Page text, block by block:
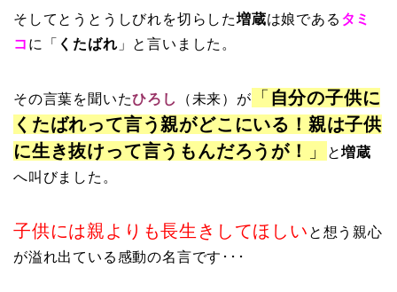
そしてとうとうしびれを切らした増蔵は娘である タミ
コ に「 くたばれ 」と言いました。
その言葉を聞いたひろし （未来）が 「 自分の子供に
くたばれって言う親がどこにいる！親は子供
に生き抜けって言うもんだろうが！
」 と増蔵
へ叫びました。
子供には親よりも長生きしてほしい と想う親心
が溢れ出ている感動の名言です･･･